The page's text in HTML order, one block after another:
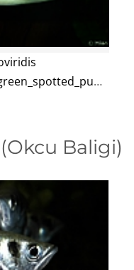
tetraodon_nigroviridis_(gsp,_green_spotted_puffer)
Baligi)